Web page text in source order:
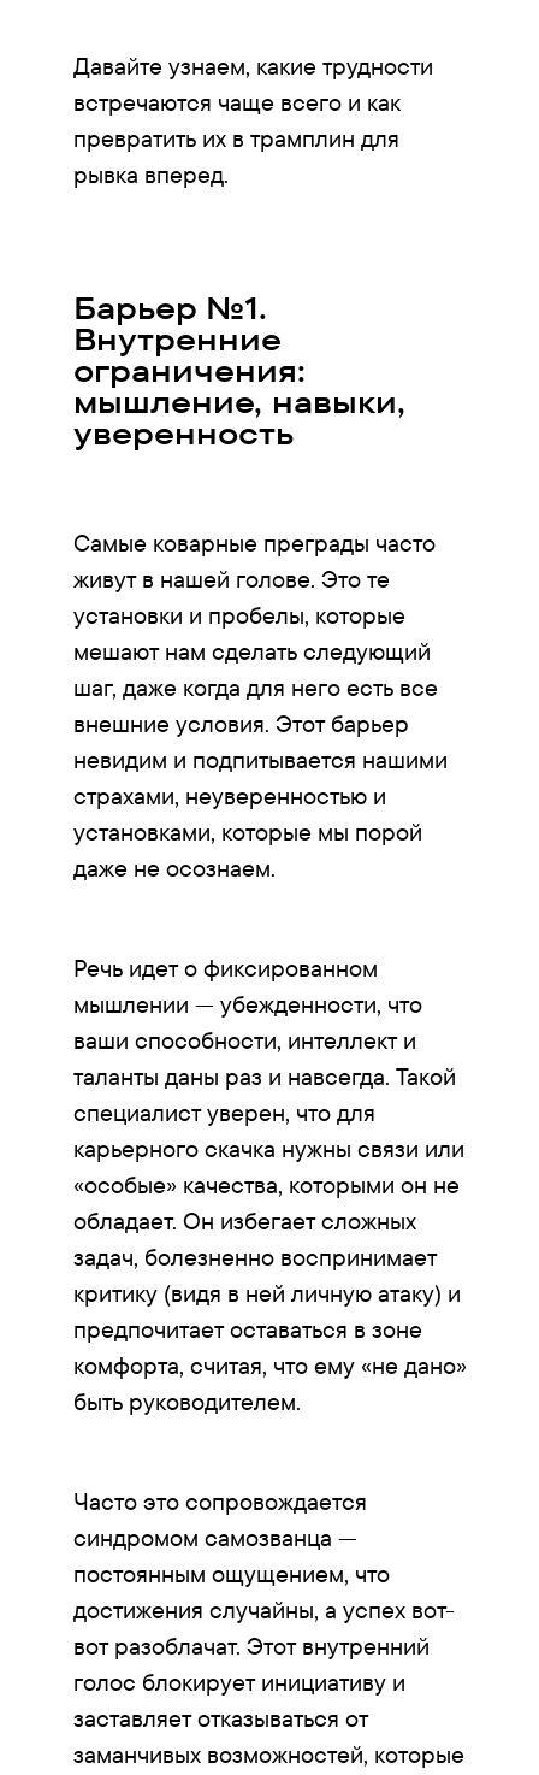
Давайте узнаем, какие трудности
встречаются чаще всего и как
превратить их в трамплин для
рывка вперед.
Барьер №1.
Внутренние
ограничения:
мышление, навыки,
уверенность
Самые коварные преграды часто
живут в нашей голове. Это те
установки и пробелы, которые
мешают нам сделать следующий
шаг, даже когда для него есть все
внешние условия. Этот барьер
невидим и подпитывается нашими
страхами, неуверенностью и
установками, которые мы порой
даже не осознаем.
Речь идет о фиксированном
мышлении — убежденности, что
ваши способности, интеллект и
таланты даны раз и навсегда. Такой
специалист уверен, что для
карьерного скачка нужны связи или
«особые» качества, которыми он не
обладает. Он избегает сложных
задач, болезненно воспринимает
критику (видя в ней личную атаку) и
предпочитает оставаться в зоне
комфорта, считая, что ему «не дано»
быть руководителем.
Часто это сопровождается
синдромом самозванца —
постоянным ощущением, что
достижения случайны, а успех вот-
вот разоблачат. Этот внутренний
голос блокирует инициативу и
заставляет отказываться от
заманчивых возможностей, которые